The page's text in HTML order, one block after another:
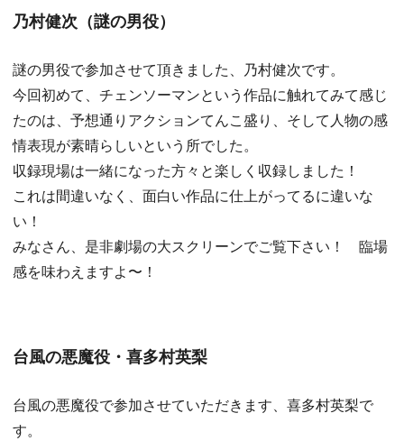
乃村健次（謎の男役）
謎の男役で参加させて頂きました、乃村健次です。
今回初めて、チェンソーマンという作品に触れてみて感じ
たのは、予想通りアクションてんこ盛り、そして人物の感
情表現が素晴らしいという所でした。
収録現場は一緒になった方々と楽しく収録しました！
これは間違いなく、面白い作品に仕上がってるに違いな
い！
みなさん、是非劇場の大スクリーンでご覧下さい！ 臨場
感を味わえますよ〜！
台風の悪魔役・喜多村英梨
台風の悪魔役で参加させていただきます、喜多村英梨で
す。